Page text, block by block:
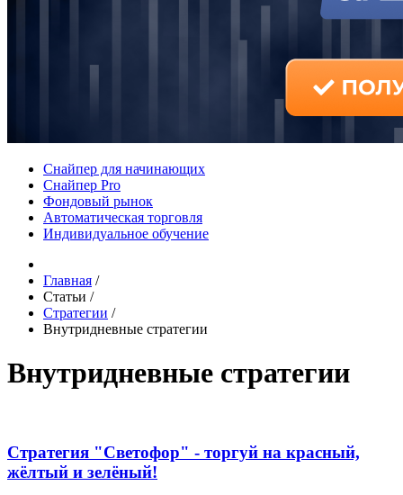
Снайпер для начинающих
Снайпер Pro
Фондовый рынок
Автоматическая торговля
Индивидуальное обучение
Главная /
Статьи /
Стратегии /
Внутридневные стратегии
Внутридневные стратегии
Стратегия "Светофор" - торгуй на красный,
жёлтый и зелёный!